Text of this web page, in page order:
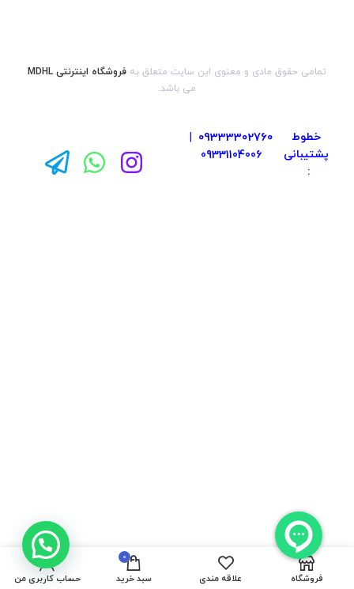
تمامی حقوق مادی و معنوی این سایت متعلق به فروشگاه اینترنتی MDHL
می باشد.
خطوط
پشتیبانی
:
09333302760
|
09331104006
پمپ باد خودرو3,100,000 تومان
موجود
باشد
فروشگاه علاقه مندی
0
سبد خرید حساب کاربری من